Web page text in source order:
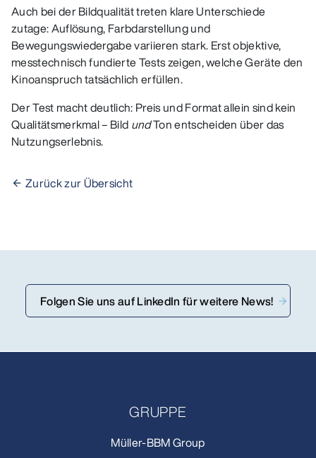
Auch bei der Bildqualität treten klare Unterschiede
zutage: Auflösung, Farbdarstellung und
Bewegungswiedergabe variieren stark. Erst objektive,
messtechnisch fundierte Tests zeigen, welche Geräte den
Kinoanspruch tatsächlich erfüllen.
Der Test macht deutlich: Preis und Format allein sind kein
Qualitätsmerkmal – Bild undTon entscheiden über das
Nutzungserlebnis.
Zurück zur Übersicht
Folgen Sie uns auf LinkedIn für weitere News!
GRUPPE
Müller-BBM Group